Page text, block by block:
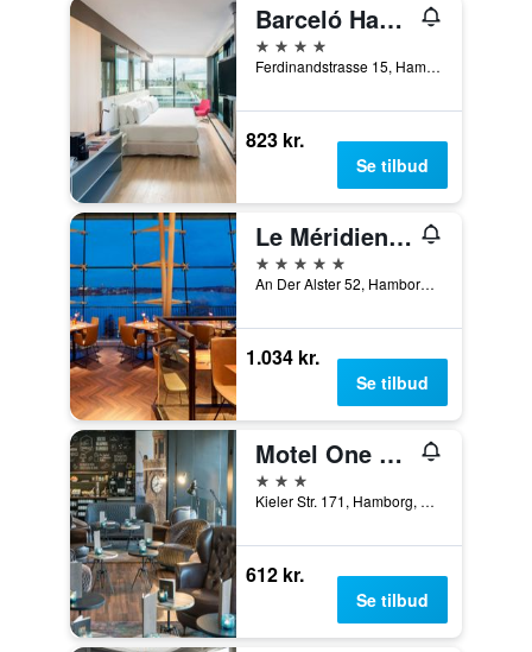
Barceló Hamburg
4 stjerner
Ferdinandstrasse 15, Hamborg, Hamburg, Tyskland
823 kr.
Se tilbud
Le Méridien Hamburg
5 stjerner
An Der Alster 52, Hamborg, Hamburg, Tyskland
1.034 kr.
Se tilbud
Motel One Hamburg-Altona
3 stjerner
Kieler Str. 171, Hamborg, Hamburg, Tyskland
612 kr.
Se tilbud